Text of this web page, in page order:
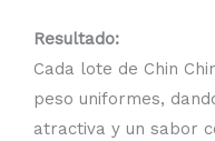
Resultado:
Cada lote de Chin
peso uniformes,
atractiva y un sabor